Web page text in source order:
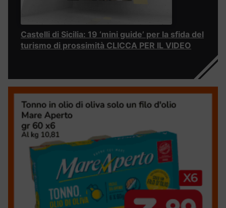
Castelli di Sicilia: 19 ‘mini guide’ per la sfida del
turismo di prossimità CLICCA PER IL VIDEO